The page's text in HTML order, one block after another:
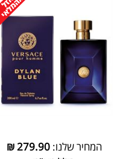
המחיר שלנו:279.90
₪